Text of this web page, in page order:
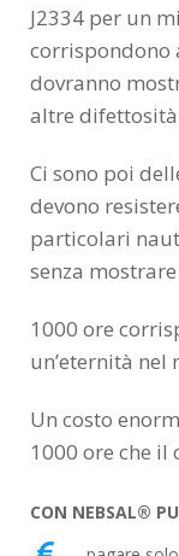
J2334 per un
corrispondono
dovranno
altre
Ci sono poi
devono
particolari
senza
1000 ore
un’eternità
Un costo
1000 ore che il
CON NEBSAL®